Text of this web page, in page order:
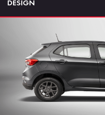
DESIGN